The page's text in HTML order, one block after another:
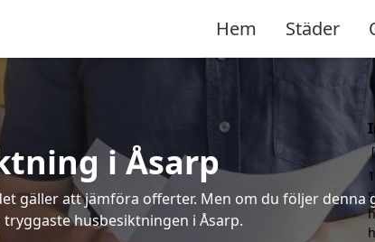
Hem Städer
i Åsarp
gäller att jämföra offerter. Men om du följer
husbesiktningen i Åsarp.
1